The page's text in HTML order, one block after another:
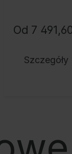
Od 7
Szczegóły